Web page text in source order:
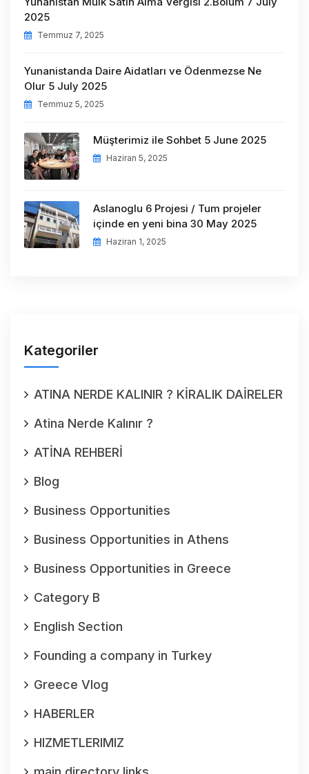
2025
Temmuz 7, 2025
Yunanistanda Daire Aidatları ve Ödenmezse Ne
Olur 5 July 2025
Temmuz 5, 2025
Müşterimiz ile Sohbet 5 June 2025
Haziran 5, 2025
Aslanoglu 6 Projesi / Tum projeler
içinde en yeni bina 30 May 2025
Haziran 1, 2025
Kategoriler
ATINA NERDE KALINIR ? KİRALIK DAİRELER
Atina Nerde Kalınır ?
ATİNA REHBERİ
Blog
Business Opportunities
Business Opportunities in Athens
Business Opportunities in Greece
Category B
English Section
Founding a company in Turkey
Greece Vlog
HABERLER
HIZMETLERIMIZ